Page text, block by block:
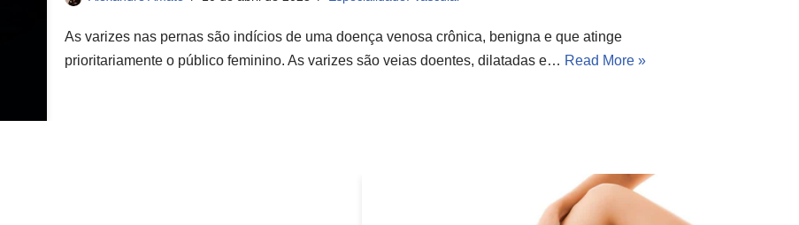
As varizes nas pernas são indícios de uma doença venosa crônica, benigna e que atinge
prioritariamente o público feminino. As varizes são veias doentes, dilatadas e… Read More »